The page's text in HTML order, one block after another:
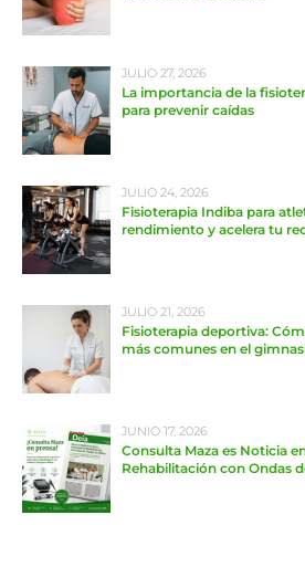
JULIO 27, 2026
La importancia de la
para prevenir caídas
JULIO 24, 2026
Fisioterapia Indiba para
rendimiento y acelera tu
JULIO 21, 2026
Fisioterapia deportiva:
más comunes en el
JUNIO 17, 2026
Consulta Maza es Noticia
Rehabilitación con Ondas